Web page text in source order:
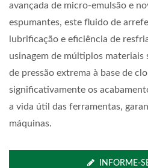
avançada de micro-emulsão e
espumantes, este fluido de
lubrificação e eficiência de
usinagem de múltiplos materiais
de pressão extrema à base de
significativamente os
a vida útil das ferramentas,
máquinas.
INFORME-